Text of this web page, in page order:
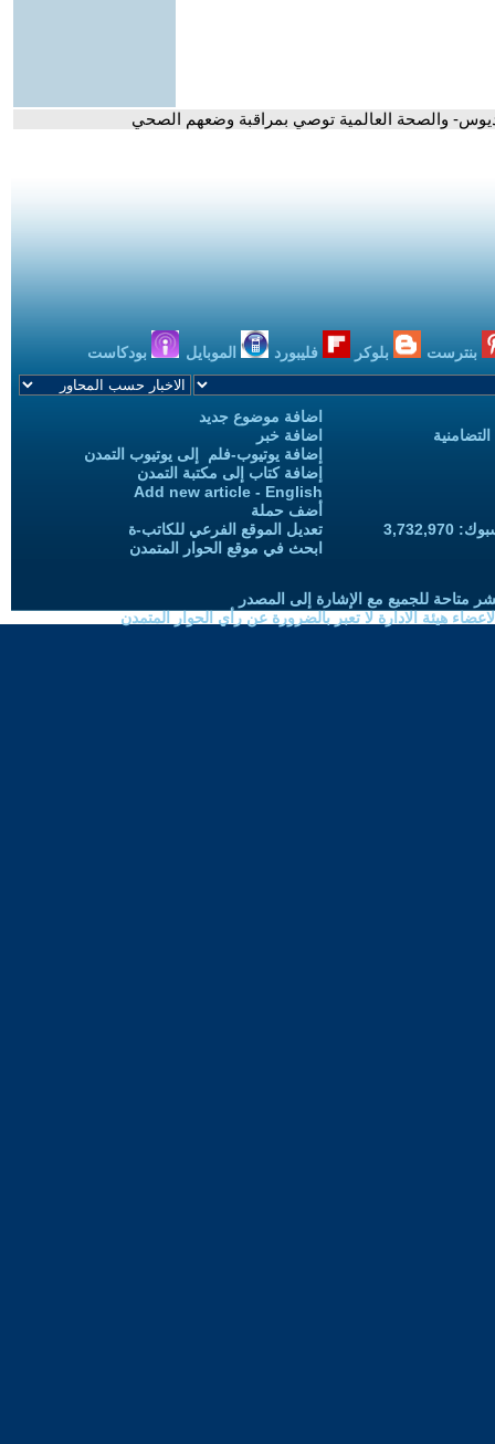
والصحة العالمية توصي بمراقبة وضعهم الصحي
بنترست بلوكر فليبورد الموبايل بودكاست
اضافة موضوع جديد
اضافة خبر
إضافة يوتيوب-فلم إلى يوتيوب التمدن
إضافة كتاب إلى مكتبة التمدن
Add new article - English
أضف حملة
تعديل الموقع الفرعي للكاتب-ة
ابحث في موقع الحوار المتمدن
متاحة للجميع مع الإشارة إلى المصدر
هيئة الادارة لا تعبر بالضرورة عن رأي الحوار المتمدن